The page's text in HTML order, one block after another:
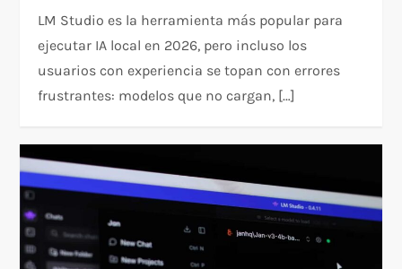
LM Studio es la herramienta más popular para
ejecutar IA local en 2026, pero incluso los
usuarios con experiencia se topan con errores
frustrantes: modelos que no cargan, […]